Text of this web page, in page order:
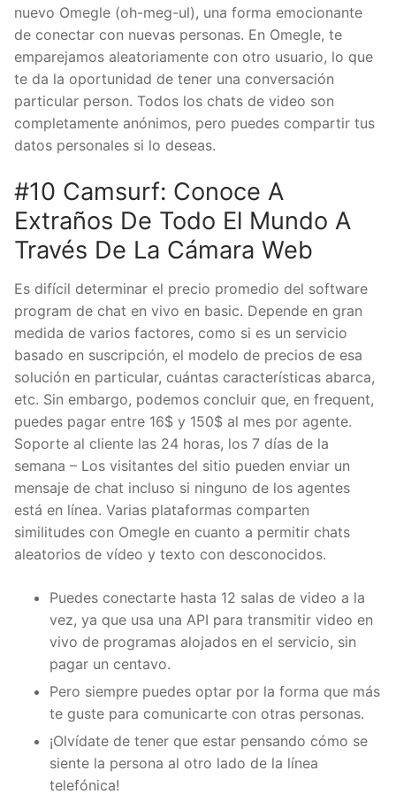
nuevo Omegle (oh-meg-ul), una forma emocionante
de conectar con nuevas personas. En Omegle, te
emparejamos aleatoriamente con otro usuario, lo que
te da la oportunidad de tener una conversación
particular person. Todos los chats de video son
completamente anónimos, pero puedes compartir tus
datos personales si lo deseas.
#10 Camsurf: Conoce A
Extraños De Todo El Mundo A
Través De La Cámara Web
Es difícil determinar el precio promedio del software
program de chat en vivo en basic. Depende en gran
medida de varios factores, como si es un servicio
basado en suscripción, el modelo de precios de esa
solución en particular, cuántas características abarca,
etc. Sin embargo, podemos concluir que, en frequent,
puedes pagar entre 16$ y 150$ al mes por agente.
Soporte al cliente las 24 horas, los 7 días de la
semana – Los visitantes del sitio pueden enviar un
mensaje de chat incluso si ninguno de los agentes
está en línea. Varias plataformas comparten
similitudes con Omegle en cuanto a permitir chats
aleatorios de vídeo y texto con desconocidos.
Puedes conectarte hasta 12 salas de video a la
vez, ya que usa una API para transmitir video en
vivo de programas alojados en el servicio, sin
pagar un centavo.
Pero siempre puedes optar por la forma que más
te guste para comunicarte con otras personas.
¡Olvídate de tener que estar pensando cómo se
siente la persona al otro lado de la línea
telefónica!